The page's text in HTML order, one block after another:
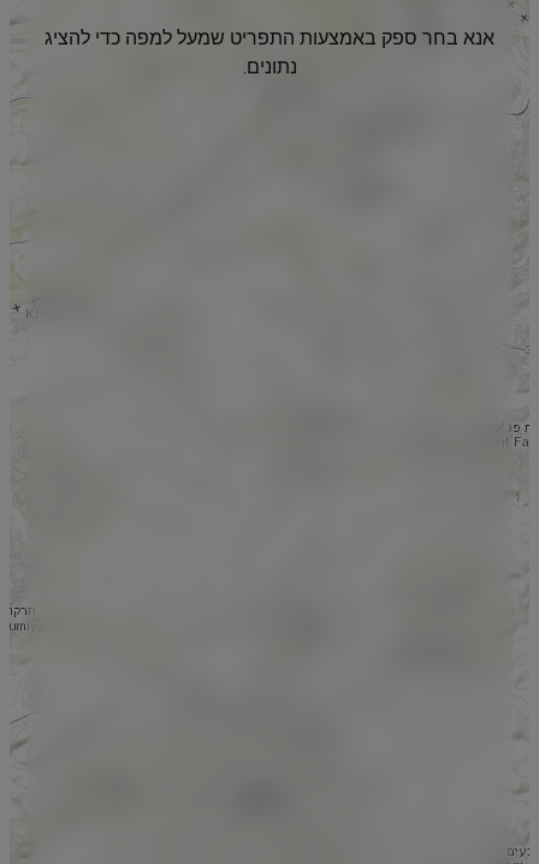
אנא בחר ספק באמצעות התפריט שמעל למפה כדי להציג
נתונים.